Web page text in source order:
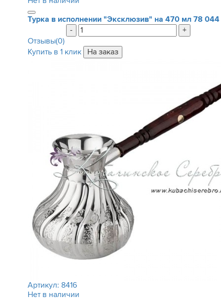
Турка в исполнении "Эксклюзив" на 470 мл 78 044
-
+
Отзывы(0)
Купить в 1 клик
Артикул: 8416
Нет в наличии